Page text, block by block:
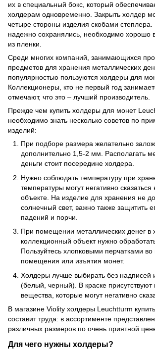
их в специальный бокс, который
холдерам одновременно. Закрыть холдер
четыре стороны изделия скобами
надежно сохранялись, необходимо хорошо
из пленки.
Среди многих компаний, занимающихся
предметов для хранения металлических
популярностью пользуются холдеры для
Коллекционеры, кто не первый год
отмечают, что это – лучший производитель.
Прежде чем купить холдеры для монет
необходимо знать несколько советов по
изделий:
При подборе размера желательно
дополнительно 1,5-2 мм. Располагать
деньги стоит посередине холдера.
Нужно соблюдать температуру при
температуры могут негативно
объекте. На изделие для хранения не
солнечный свет, важно также защитить
падений и порчи.
При помещении металлических денег в
коллекционный объект нужно
Пользуйтесь хлопковыми перчатками во
помещения или изъятия монет.
Холдеры лучше выбирать без надписей
(белый, черный). В краске
вещества, которые могут негативно
В магазине Violity холдеры Leuchtturm
составит труда: в ассортименте
различных размеров по очень приятной
Для чего нужны холдеры?